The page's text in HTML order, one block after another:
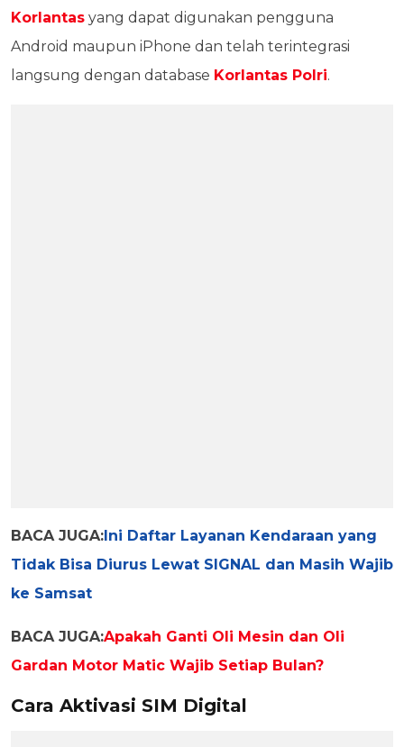
Korlantas yang dapat digunakan pengguna
Android maupun iPhone dan telah terintegrasi
langsung dengan database Korlantas Polri.
BACA JUGA:Ini Daftar Layanan Kendaraan yang
Tidak Bisa Diurus Lewat SIGNAL dan Masih Wajib
ke Samsat
BACA JUGA:Apakah Ganti Oli Mesin dan Oli
Gardan Motor Matic Wajib Setiap Bulan?
Cara Aktivasi SIM Digital